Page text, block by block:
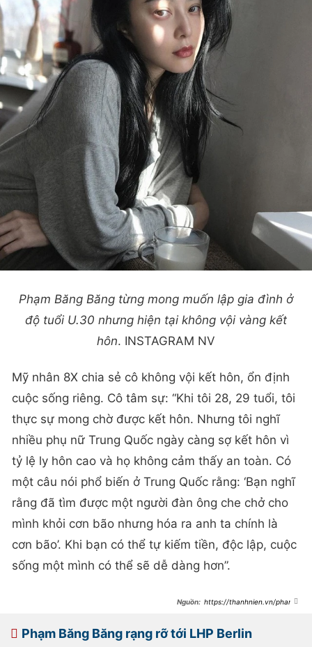
Phạm Băng Băng từng mong muốn lập gia đình ở
độ tuổi U.30 nhưng hiện tại không vội vàng kết
hôn. INSTAGRAM NV
Mỹ nhân 8X chia sẻ cô không vội kết hôn, ổn định
cuộc sống riêng. Cô tâm sự: “Khi tôi 28, 29 tuổi, tôi
thực sự mong chờ được kết hôn. Nhưng tôi nghĩ
nhiều phụ nữ Trung Quốc ngày càng sợ kết hôn vì
tỷ lệ ly hôn cao và họ không cảm thấy an toàn. Có
một câu nói phổ biến ở Trung Quốc rằng: ‘Bạn nghĩ
rằng đã tìm được một người đàn ông che chở cho
mình khỏi cơn bão nhưng hóa ra anh ta chính là
cơn bão’. Khi bạn có thể tự kiếm tiền, độc lập, cuộc
sống một mình có thể sẽ dễ dàng hơn”.
https://thanhnien.vn/pham-
nghiep-1852312030500431.htm
Phạm Băng Băng rạng rỡ tới LHP Berlin